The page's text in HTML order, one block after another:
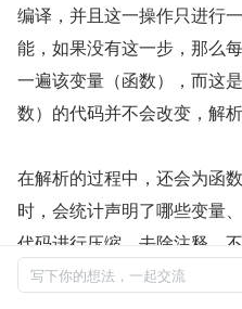
编译，并且这一操作只进行
能，如果没有这一步，那么
一遍该变量（函数），而这
数）的代码并不会改变，解析
在解析的过程中，还会为函
时，会统计声明了哪些变量
代码进行压缩，去除注释、
就是每次执行函数时都可以
写下你的想法，一起交流